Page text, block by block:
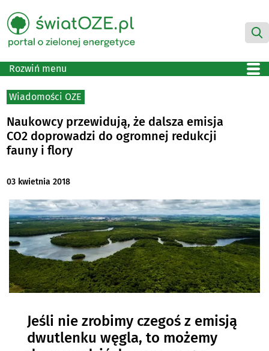
Rozwiń menu
Wiadomości OZE
Naukowcy przewidują, że dalsza emisja
CO2 doprowadzi do ogromnej redukcji
fauny i flory
03 kwietnia 2018
Jeśli nie zrobimy czegoś z emisją
dwutlenku węgla, to możemy